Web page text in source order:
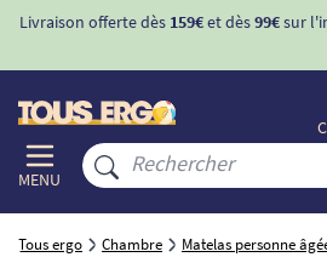
Livraison offerte dès 159€et dès99€sur
MENU
Tous ergo Chambre Matelas personne